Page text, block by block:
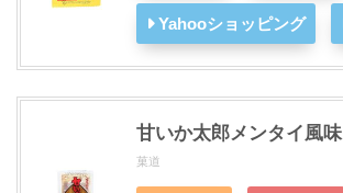
Yahooショッピング
甘いか太郎メンタイ風味
菓道